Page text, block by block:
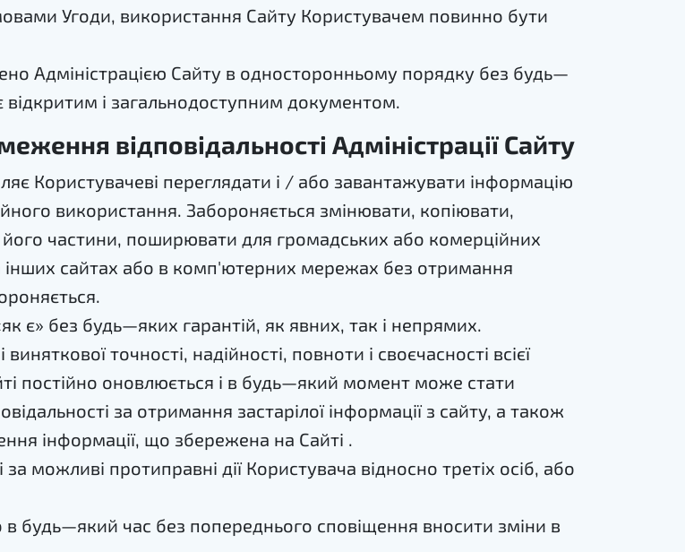
Угоди, використання Сайту Користувачем повинно бути
Адміністрацією Сайту в односторонньому порядку без будь—
відкритим і загальнодоступним документом.
відповідальності Адміністрації Сайту
Користувачеві переглядати і / або завантажувати інформацію
використання. Забороняється змінювати, копіювати,
частини, поширювати для громадських або комерційних
інших сайтах або в комп'ютерних мережах без отримання
є» без будь—яких гарантій, як явних, так і непрямих.
точності, надійності, повноти і своєчасності всієї
постійно оновлюється і в будь—який момент може стати
за отримання застарілої інформації з сайту, а також
інформації, що збережена на Сайті .
можливі протиправні дії Користувача відносно третіх осіб, або
будь—який час без попереднього сповіщення вносити зміни в